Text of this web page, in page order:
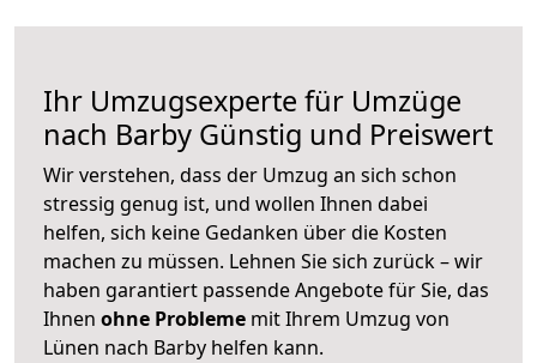
Ihr Umzugsexperte für Umzüge
nach Barby Günstig und Preiswert
Wir verstehen, dass der Umzug an sich schon
stressig genug ist, und wollen Ihnen dabei
helfen, sich keine Gedanken über die Kosten
machen zu müssen. Lehnen Sie sich zurück – wir
haben garantiert passende Angebote für Sie, das
Ihnen ohne Probleme mit Ihrem Umzug von
Lünen nach Barby helfen kann.